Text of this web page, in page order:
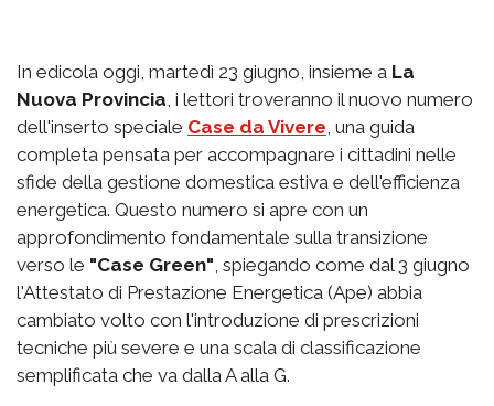
In edicola oggi, martedì 23 giugno, insieme a La
Nuova Provincia , i lettori troveranno il nuovo numero
dell'inserto speciale Case da Vivere , una guida
completa pensata per accompagnare i cittadini nelle
sfide della gestione domestica estiva e dell'efficienza
energetica. Questo numero si apre con un
approfondimento fondamentale sulla transizione
verso le "Case Green" , spiegando come dal 3 giugno
l'Attestato di Prestazione Energetica (Ape) abbia
cambiato volto con l'introduzione di prescrizioni
tecniche più severe e una scala di classificazione
semplificata che va dalla A alla G.